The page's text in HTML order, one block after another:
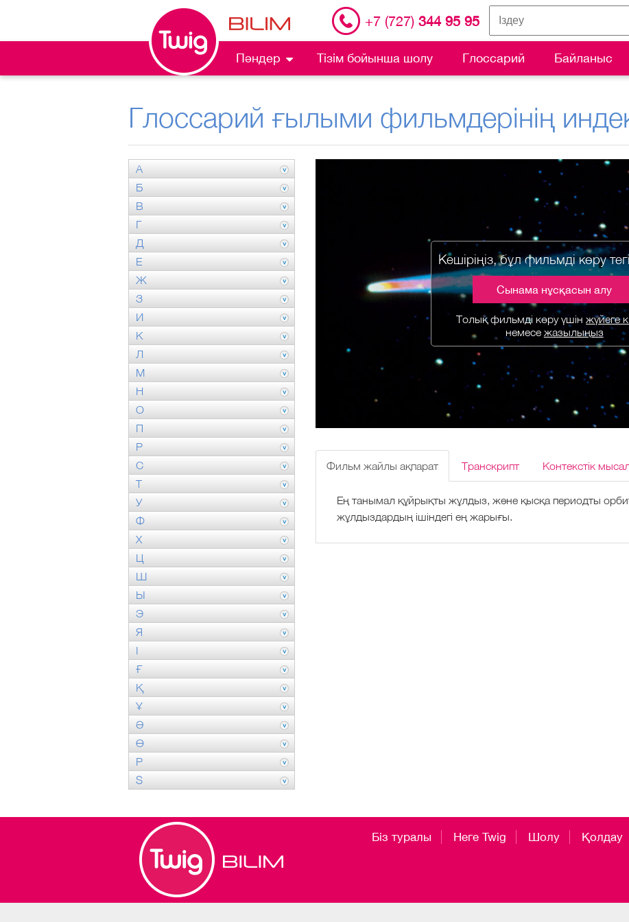
+7 (727) 344 95 95
Пәндер Тізім бойынша шолу Глоссарий Байланыс
Глоссарий ғылыми фильмдерінің
А
Б
В
Г
Д
Е
Ж
З
И
К
Л
М
Н
О
П
Р
С
Т
У
Ф
Х
Ц
Ш
Ы
Э
Я
І
Ғ
Қ
Ұ
Ә
Ө
P
S
Кешіріңіз, бұл фильмді көру
Сынама нұсқасын алу
Толық фильмді көру үшінжүйеге
немесе жазылыңыз
Фильм жайлы ақпарат Транскрипт Контекстік мысал
Ең танымал құйрықты жұлдыз, және қысқа периодты
жұлдыздардың ішіндегі ең жарығы.
Біз туралы Неге Twig Шолу Қолдау